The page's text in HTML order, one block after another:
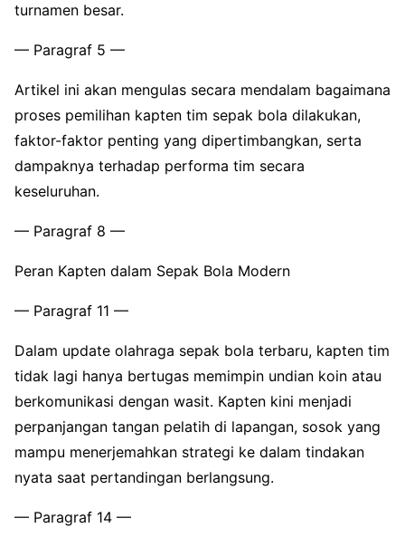
turnamen besar.
— Paragraf 5 —
Artikel ini akan mengulas secara mendalam bagaimana
proses pemilihan kapten tim sepak bola dilakukan,
faktor-faktor penting yang dipertimbangkan, serta
dampaknya terhadap performa tim secara
keseluruhan.
— Paragraf 8 —
Peran Kapten dalam Sepak Bola Modern
— Paragraf 11 —
Dalam update olahraga sepak bola terbaru, kapten tim
tidak lagi hanya bertugas memimpin undian koin atau
berkomunikasi dengan wasit. Kapten kini menjadi
perpanjangan tangan pelatih di lapangan, sosok yang
mampu menerjemahkan strategi ke dalam tindakan
nyata saat pertandingan berlangsung.
— Paragraf 14 —